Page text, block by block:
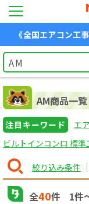
《全国エアコン工
AM商品一覧
注目キーワード エ
ビルトインコンロ 標
絞り込み条件
全40件 1件